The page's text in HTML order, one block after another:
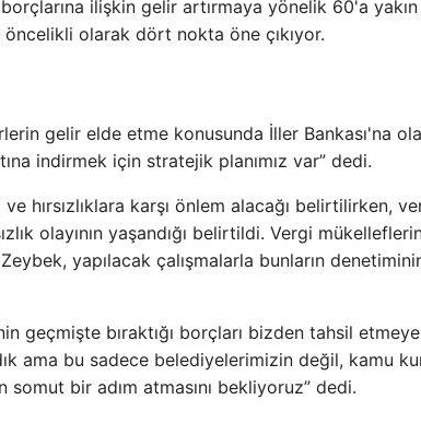
ilişkin gelir artırmaya yönelik 60'a yakın
olarak dört nokta öne çıkıyor.
gelir elde etme konusunda İller Bankası'na
indirmek için stratejik planımız var” dedi.
hırsızlıklara karşı önlem alacağı belirtilirken,
olayının yaşandığı belirtildi. Vergi
yapılacak çalışmalarla bunların
geçmişte bıraktığı borçları bizden tahsil etmeye
ama bu sadece belediyelerimizin değil, kamu
bir adım atmasını bekliyoruz” dedi.